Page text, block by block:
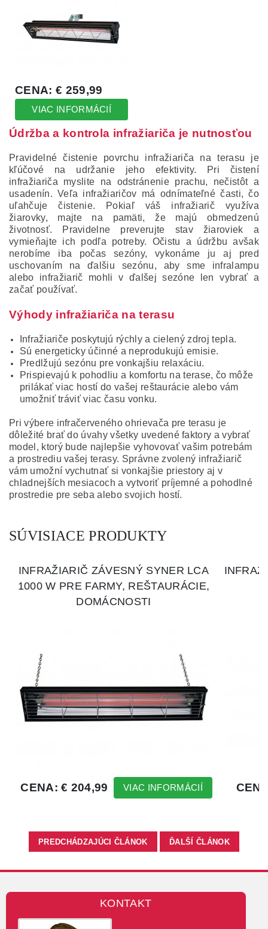
Údržba a kontrola infražiariča je nutnosťou
Pravidelné čistenie povrchu infražiariča na terasu je
kľúčové na udržanie jeho efektivity.
Pri čistení
infražiariča myslite na odstránenie prachu, nečistôt a
usadenín.Veľa infražiaričov má odnímateľné časti, čo
uľahčuje čistenie.
Pokiaľ váš infražiarič využíva
žiarovky, majte na pamäti, že majú obmedzenú
životnosť.
Pravidelne preverujte stav žiaroviek a
vymieňajte ich podľa potreby. Očistu a údržbu avšak
nerobíme iba počas sezóny, vykonáme ju aj pred
uschovaním na ďalšiu sezónu, aby sme infralampu
alebo infražiarič mohli v ďalšej sezóne len vybrať a
začať používať.
Výhody infražiariča na terasu
Infražiariče poskytujú rýchly a cielený zdroj tepla.
Sú energeticky účinné a neprodukujú emisie.
Predlžujú sezónu pre vonkajšiu relaxáciu.
Prispievajú k pohodliu a komfortu na terase, čo môže
prilákať viac hostí do vašej reštaurácie alebo vám
umožniť tráviť viac času vonku.
Pri výbere infračerveného ohrievača pre terasu je
dôležité brať do úvahy všetky uvedené faktory a vybrať
model, ktorý bude najlepšie vyhovovať vašim potrebám
a prostrediu vašej terasy. Správne zvolený infražiarič
vám umožní vychutnať si vonkajšie priestory aj v
chladnejších mesiacoch a vytvoriť príjemné a pohodlné
prostredie pre seba alebo svojich hostí.
SÚVISIACE PRODUKTY
PREDCHÁDZAJÚCI ČLÁNOK ĎALŠÍ ČLÁNOK
KONTAKT